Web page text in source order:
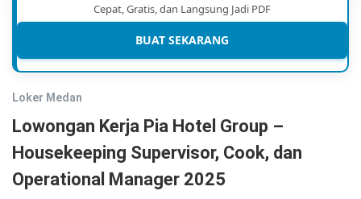
Cepat, Gratis, dan Langsung Jadi PDF
BUAT SEKARANG
Loker Medan
Lowongan Kerja Pia Hotel Group –
Housekeeping Supervisor, Cook, dan
Operational Manager 2025